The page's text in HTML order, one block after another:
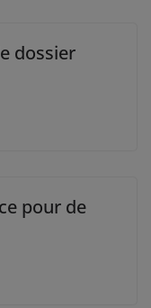
dossier
pour de